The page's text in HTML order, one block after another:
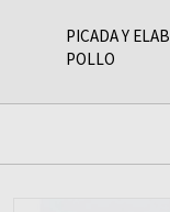
PICADA Y
POLLO